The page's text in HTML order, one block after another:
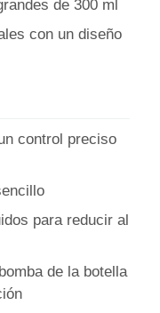
de 300 ml
con un diseño
control preciso
para reducir al
de la botella